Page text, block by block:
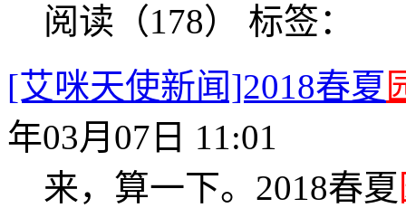
阅读（178） 标签：
[艾咪天使新闻]2018春夏
年03月07日 11:01
来，算一下。2018春夏